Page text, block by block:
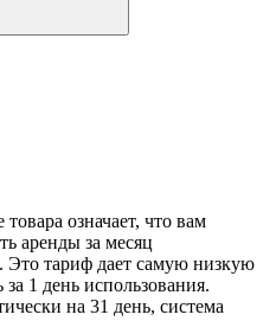
означает, что вам
аренды за месяц
Это тариф дает самую низкую
1 день использования.
на 31 день, система